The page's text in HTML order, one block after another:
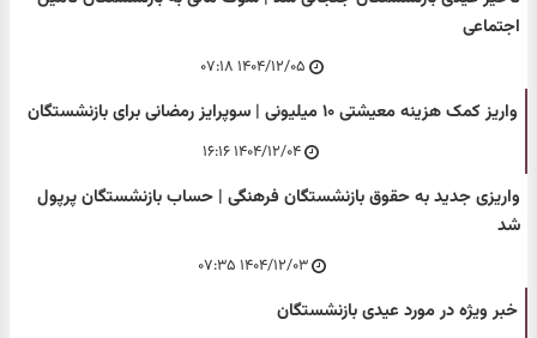
اجتماعی
۱۴۰۴/۱۲/۰۵ ۰۷:۱۸
واریز کمک هزینه معیشتی ۱۰ میلیونی | سوپرایز رمضانی برای بازنشستگان
۱۴۰۴/۱۲/۰۴ ۱۶:۱۶
واریزی جدید به حقوق بازنشستگان فرهنگی | حساب بازنشستگان پرپول
شد
۱۴۰۴/۱۲/۰۳ ۰۷:۳۵
خبر ویژه در مورد عیدی بازنشستگان